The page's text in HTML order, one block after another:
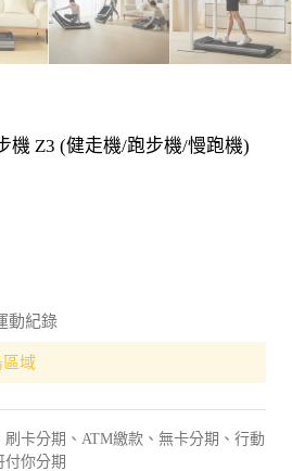
機 Z3 (健走機/跑步機/慢跑機)
動紀錄
域
刷卡分期、ATM繳款、無卡分期、行動
付你分期